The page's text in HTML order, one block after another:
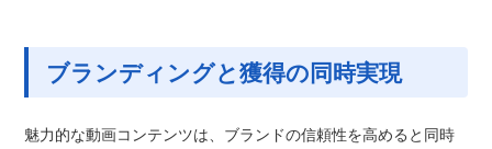
ブランディングと獲得の同時実現
魅力的な動画コンテンツは、ブランドの信頼性を高めると同時